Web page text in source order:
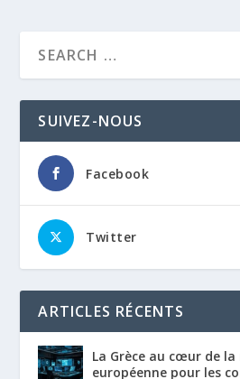
SUIVEZ-NOUS
Facebook
Twitter
ARTICLES RÉCENTS
La Grèce au cœur de
européenne pour les